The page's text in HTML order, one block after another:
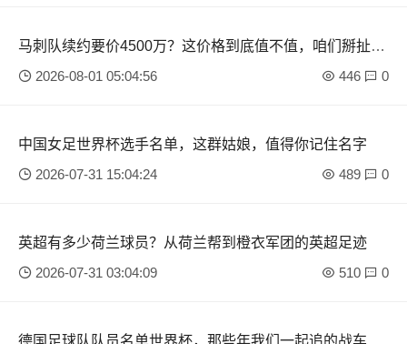
马刺队续约要价4500万？这价格到底值不值，咱们掰扯掰
扯 2026-08-01 05:04:56 446 0
中国女足世界杯选手名单，这群姑娘，值得你记住名字
2026-07-31 15:04:24
489 0
英超有多少荷兰球员？从荷兰帮到橙衣军团的英超足迹
2026-07-31 03:04:09
510 0
德国足球队队员名单世界杯，那些年我们一起追的战车男